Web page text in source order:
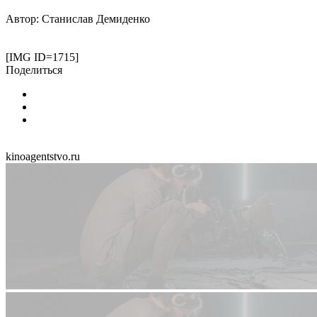
Автор: Станислав Демиденко
[IMG ID=1715]
Поделиться
kinoagentstvo.ru